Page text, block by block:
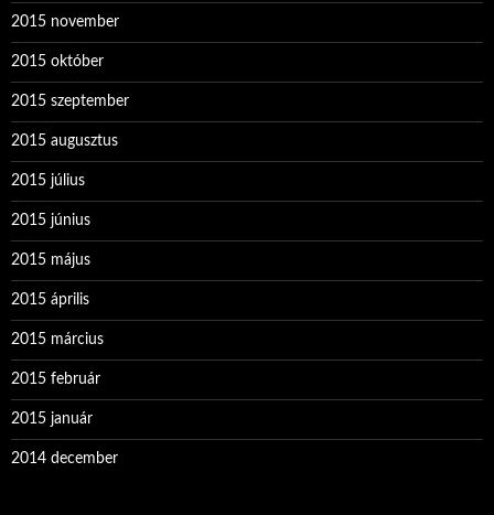
2015 november
2015 október
2015 szeptember
2015 augusztus
2015 július
2015 június
2015 május
2015 április
2015 március
2015 február
2015 január
2014 december